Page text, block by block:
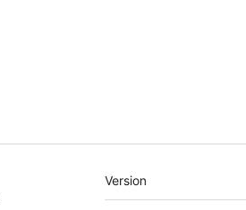
Meta
Version